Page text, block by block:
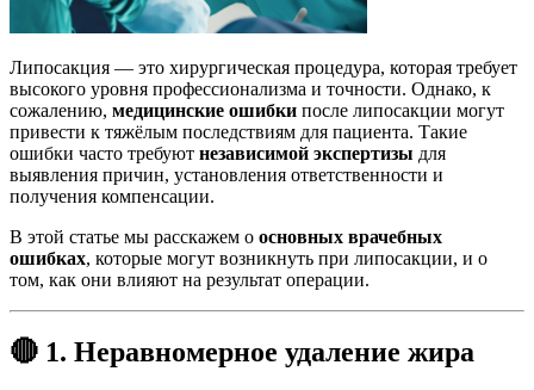
Липосакция — это хирургическая процедура, которая требует
высокого уровня профессионализма и точности. Однако, к
сожалению, медицинские ошибки после липосакции могут
привести к тяжёлым последствиям для пациента. Такие
ошибки часто требуют независимой экспертизы для
выявления причин, установления ответственности и
получения компенсации.
В этой статье мы расскажем о основных врачебных
ошибках, которые могут возникнуть при липосакции, и о
том, как они влияют на результат операции.
🔴 1. Неравномерное удаление жира